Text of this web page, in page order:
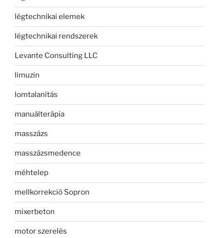
légtechnikai elemek
légtechnikai rendszerek
Levante Consulting LLC
limuzin
lomtalanítás
manuálterápia
masszázs
masszázsmedence
méhtelep
mellkorrekció Sopron
mixerbeton
motor szerelés